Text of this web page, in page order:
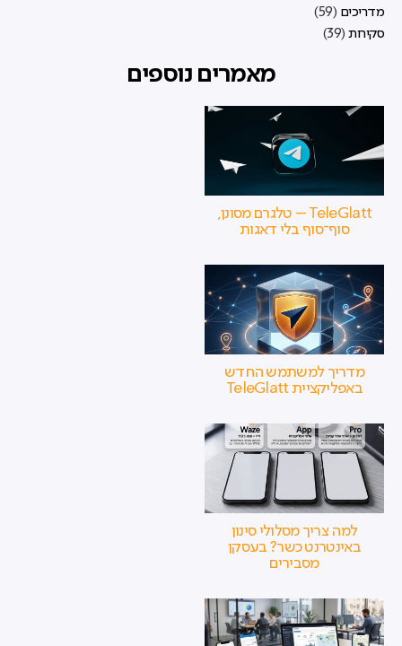
מדריכים (59)
סקירות (39)
מאמרים נוספים
TeleGlatt – טלגרם מסונן,
סוף־סוף בלי דאגות
מדריך למשתמש החדש
באפליקציית TeleGlatt
למה צריך מסלולי סינון
באינטרנט כשר? בעסקן
מסבירים